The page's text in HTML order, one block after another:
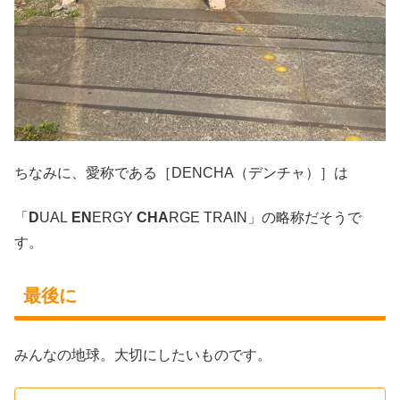
ちなみに、愛称である［DENCHA（デンチャ）］は
「 DUAL EN ERGY CHARGE TRAIN」の略称だそうで
す。
最後に
みんなの地球。大切にしたいものです。